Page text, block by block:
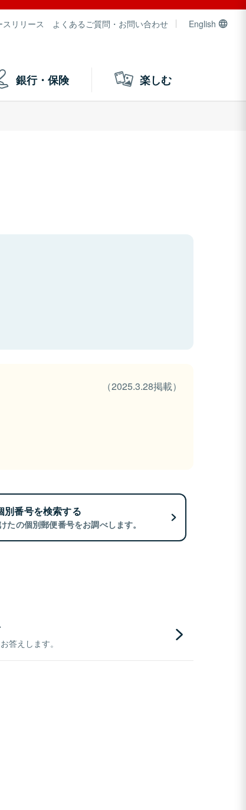
スリリース よくあるご質問・お問い合わせ English
銀行・保険 楽しむ
（2025.3.28掲載）
別番号を検索する
たの個別郵便番号をお調べします。
答えします。